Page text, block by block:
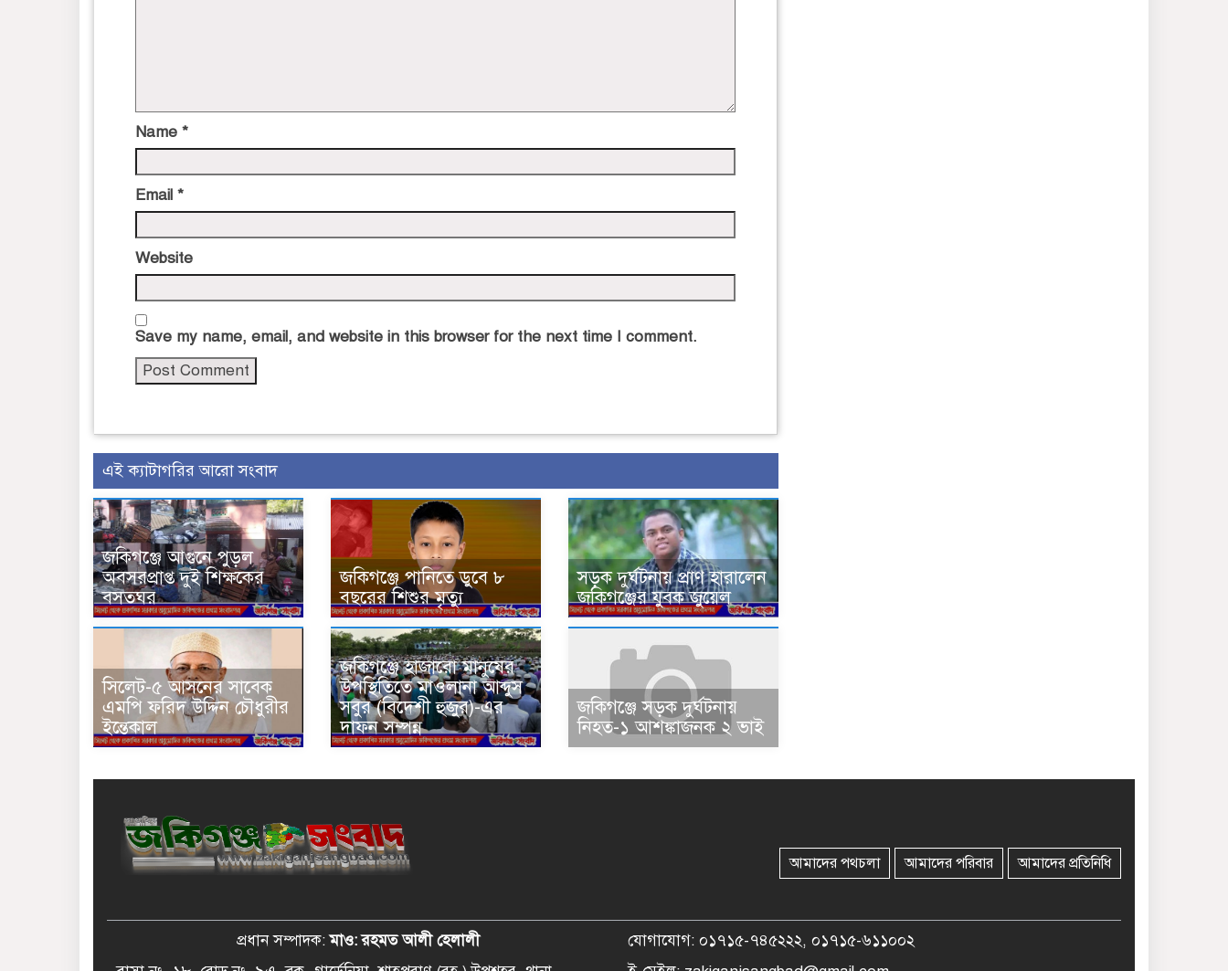
Name *
Email *
Website
Save my name, email, and website in this browser for the next time I comment.
এই ক্যাটাগরির আরো সংবাদ
জকিগঞ্জে আগুনে পুড়ল
অবসরপ্রাপ্ত দুই শিক্ষকের
বসতঘর
জকিগঞ্জে পানিতে ডুবে ৮
বছরের শিশুর মৃত্যু
সড়ক দুর্ঘটনায় প্রাণ হারালেন
জকিগঞ্জের যুবক জুয়েল
সিলেট-৫ আসনের সাবেক
এমপি ফরিদ উদ্দিন চৌধুরীর
ইন্তেকাল
জকিগঞ্জে হাজারো মানুষের
উপস্থিতিতে মাওলানা আব্দুস
সবুর (বিদেশী হুজুর)-এর
দাফন সম্পন্ন
জকিগঞ্জে সড়ক দুর্ঘটনায়
নিহত-১ আশঙ্কাজনক ২ ভাই
আমাদের পথচলা আমাদের পরিবার আমাদের প্রতিনিধি
প্রধান সম্পাদক:মাও: রহমত আলী হেলালী
যোগাযোগ: ০১৭১৫-৭৪৫২২২, ০১৭১৫-৬১১০০২